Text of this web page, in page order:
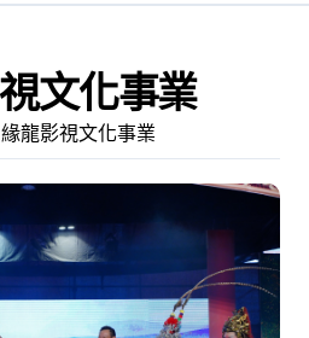
文化事業
緣龍影視文化事業